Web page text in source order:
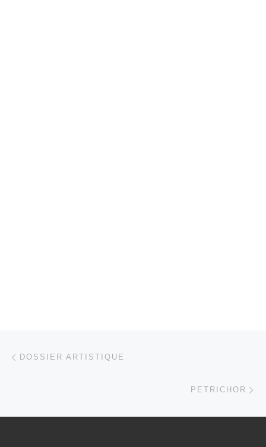
Parcourir les articles
DOSSIER ARTISTIQUE
PETRICHOR